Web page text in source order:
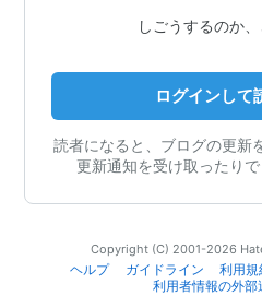
しごうするのか、
ログインして
読者になると、ブログの更新
更新通知を受け取ったりで
Copyright (C) 2001-2026
ヘルプ
ガイドライン 利用規
利用者情報の外部